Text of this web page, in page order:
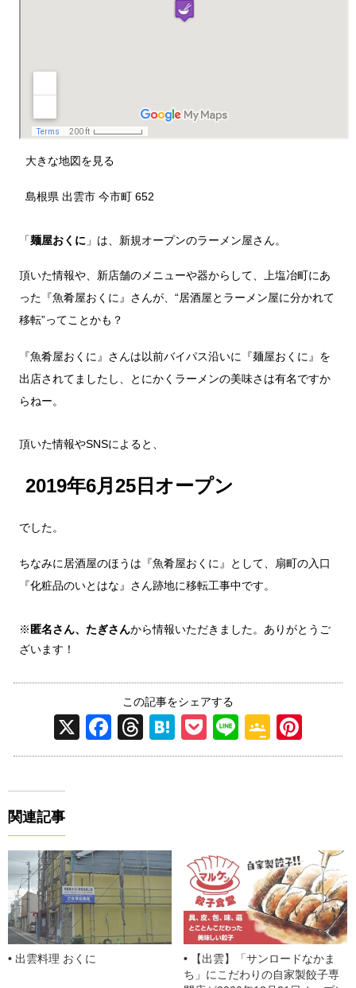
大きな地図を見る
島根県 出雲市 今市町 652
「麺屋おくに 」は、新規オープンのラーメン屋さん。
頂いた情報や、新店舗のメニューや器からして、上塩冶町にあ
った『魚肴屋おくに』さんが、“居酒屋とラーメン屋に分かれて
移転”ってことかも？
『魚肴屋おくに』さんは以前バイパス沿いに『麺屋おくに』を
出店されてましたし、とにかくラーメンの美味さは有名ですか
らねー。
頂いた情報やSNSによると、
2019年6月25日オープン
でした。
ちなみに居酒屋のほうは『魚肴屋おくに』として、扇町の入口
『化粧品のいとはな』さん跡地に移転工事中です。
※ 匿名さん、たぎさんから情報いただきました。ありがとうご
ざいます！
この記事をシェアする
X
F
a
o
o
k
T
hr
s
H
at
P
o
Li
n
G
o
Cl
a
ss
ro
o
m
nt
関連記事
出雲料理 おくに
【出雲】「サンロードなかま
ち」にこだわりの自家製餃子専